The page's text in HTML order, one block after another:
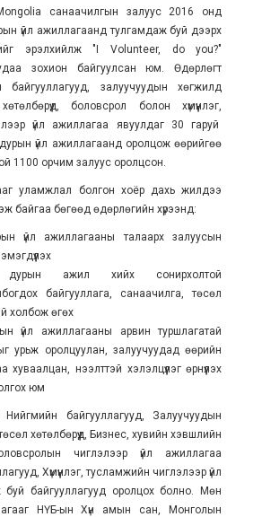
санаачилгын залуус 2016 онд
үйл ажиллагаанд тулгамдаж буй дээрх
эрэлхийлж "I Volunteer, do you?"
зохион байгуулсан юм. Өдөрлөгт
байгууллагууд, залуучуудын хөгжилд
боловсрол болон хүмүүнлэг,
үйл ажиллагаа явуулдаг 30 гаруй
үйл ажиллагаанд оролцож өөрийгөө
1100 орчим залуус оролцсон.
уламжлал болгон хоёр дахь жилдээ
байгаа бөгөөд өдөрлөгийн хүрээнд:
үйл ажиллагааны талаарх залуусын
ажил хийх сонирхолтой
байгууллага, санаачилга, төсөл
холбож өгөх
үйл ажиллагааны арвин туршлагатай
урьж оролцуулан, залуучуудад өөрийн
хуваалцан, нээлттэй хэлэлцүүлэг өрнүүлэх
юм
байгууллагууд, Залуучуудын
хөтөлбөрүүд, Бизнес, хувийн хэвшлийн
чиглэлээр үйл ажиллагаа
Хүмүүнлэг, тусламжийн чиглэлээр үйл
буй байгууллагууд оролцох болно. Мөн
НҮБ-ын Хүн амын сан, Монголын